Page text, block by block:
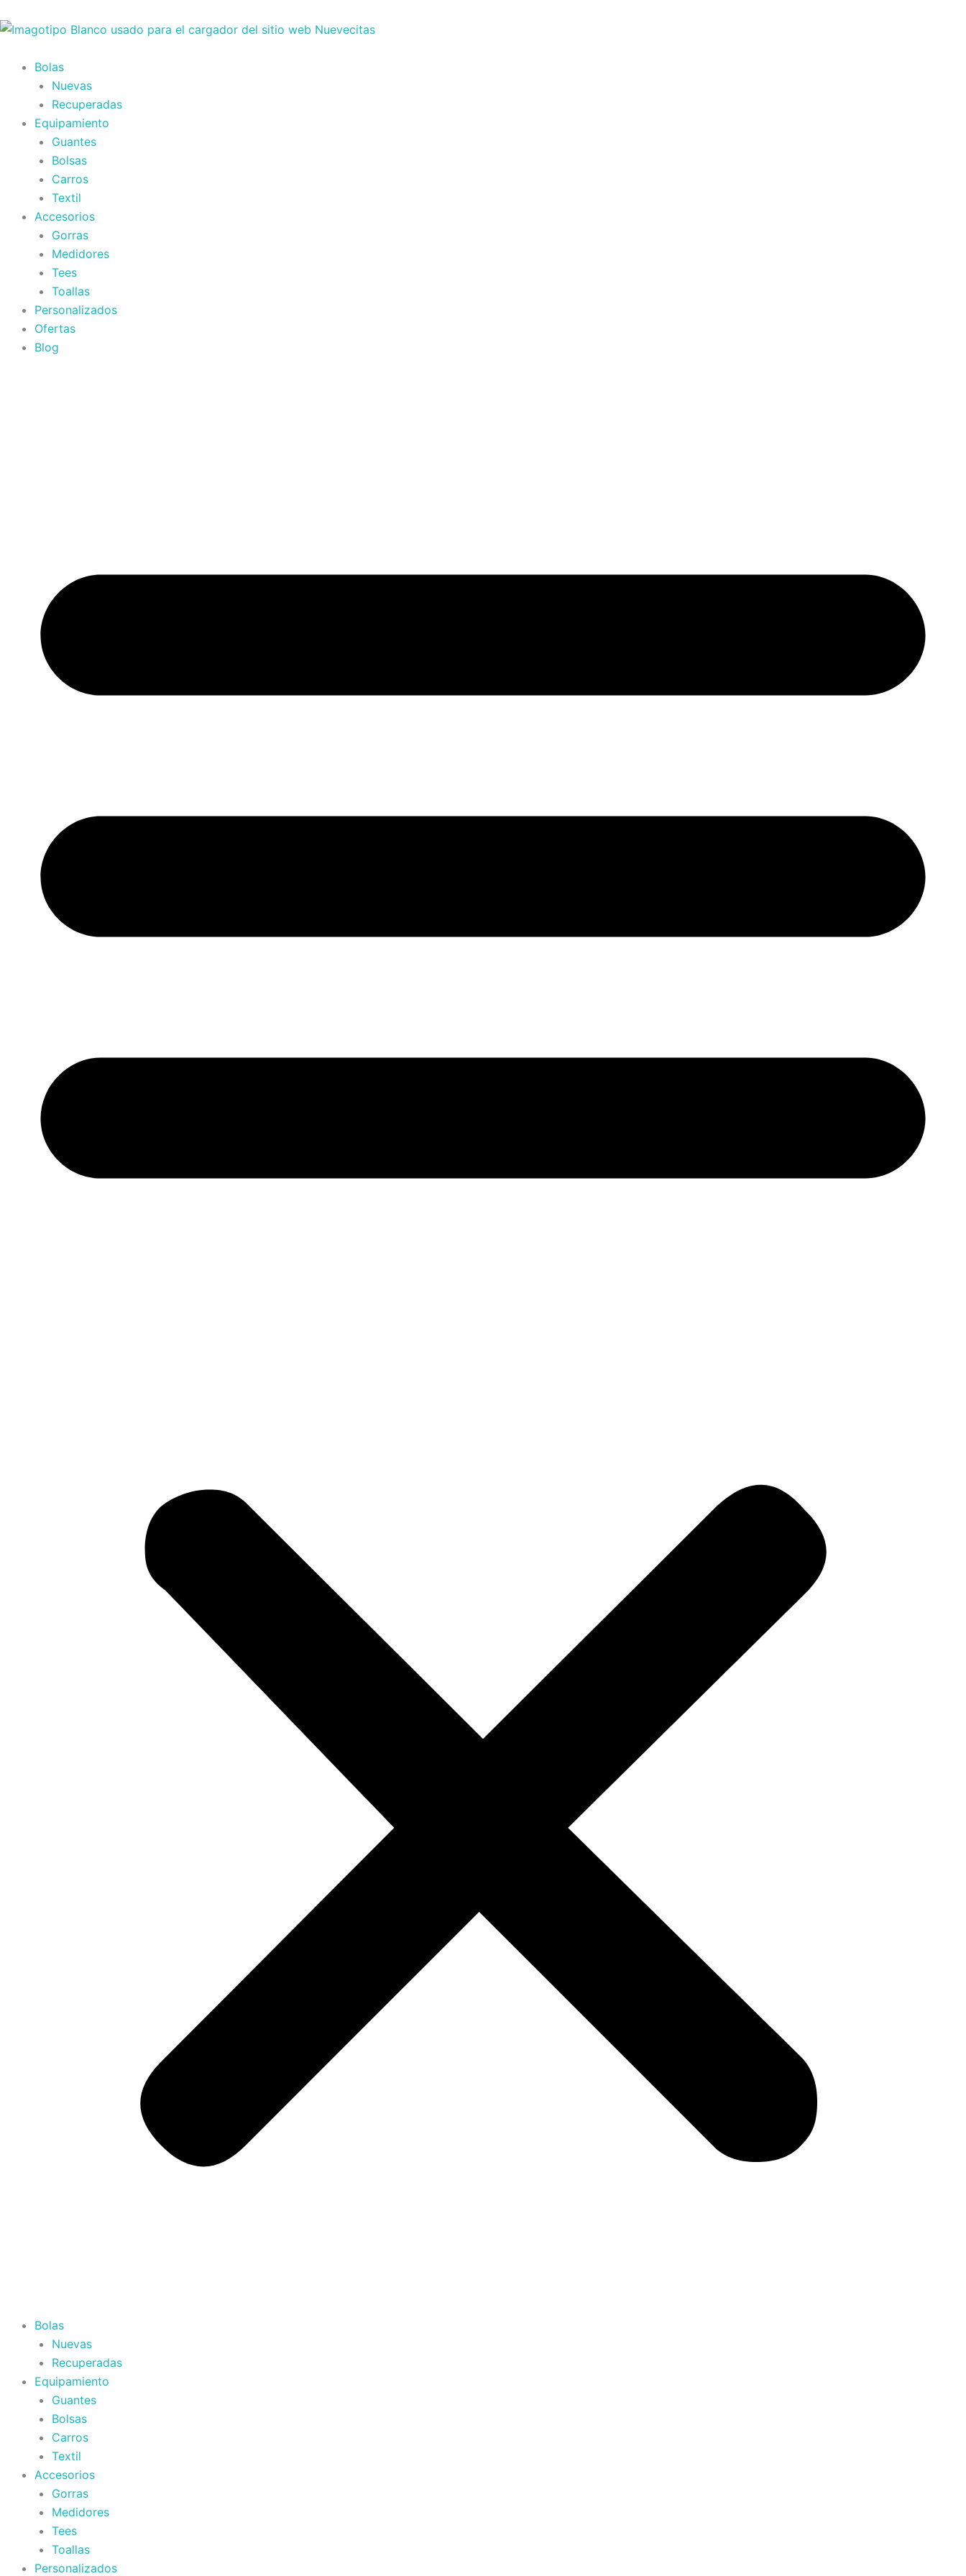
al
Bolas
Nuevas
Recuperadas
Equipamiento
Guantes
Bolsas
Carros
Textil
Accesorios
Gorras
Medidores
Tees
Toallas
Personalizados
Ofertas
Blog
Bolas
Nuevas
Recuperadas
Equipamiento
Guantes
Bolsas
Carros
Textil
Accesorios
Gorras
Medidores
Tees
Toallas
Personalizados